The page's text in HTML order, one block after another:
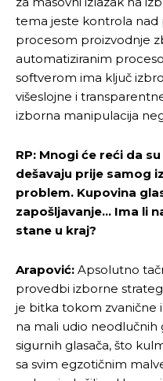
tema jeste kontrola nad
procesom proizvodnje
automatiziranim
softverom ima ključ
višeslojne i
izborna manipulacija
RP: Mnogi će reći da
dešavaju prije samog
problem. Kupovina
zapošljavanje… Ima li
stane u kraj?
Arapović: Apsolutno
provedbi izborne
je bitka tokom zvanične
na mali udio neodlučnih
sigurnih glasača, što
sa svim egzotičnim